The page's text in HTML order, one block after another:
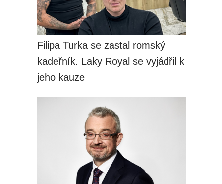
Filipa Turka se zastal romský
kadeřník. Laky Royal se vyjádřil k
jeho kauze